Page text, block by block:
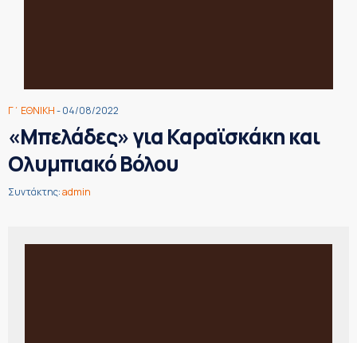
Γ΄ ΕΘΝΙΚΗ- 04/08/2022
«Μπελάδες» για Καραϊσκάκη και
Ολυμπιακό Βόλου
Συντάκτης:admin